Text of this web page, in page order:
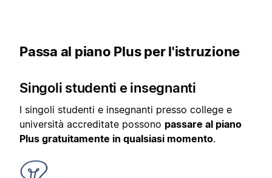
Passa al piano Plus per l'istruzione
Singoli studenti e insegnanti
I singoli studenti e insegnanti presso college e
università accreditate possono passare al piano
Plus gratuitamente in qualsiasi momento.